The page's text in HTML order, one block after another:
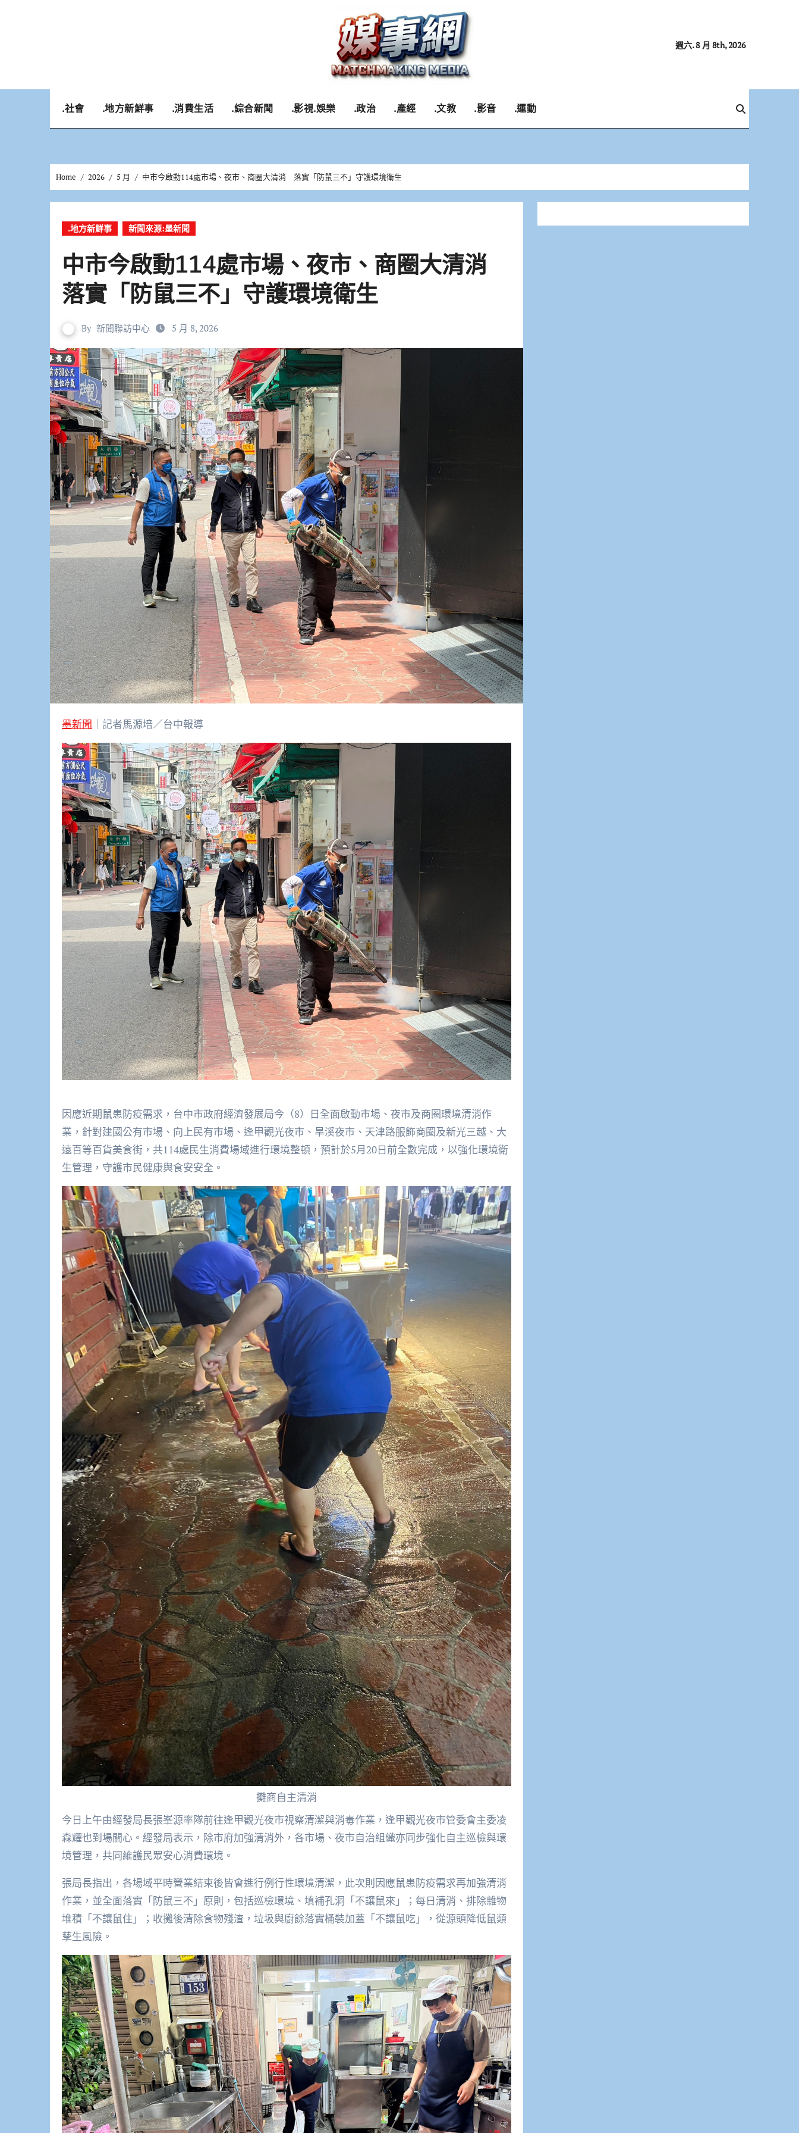
週六. 8 月 8th, 2026
.社會 .地方新鮮事 .消費生活 .綜合新聞 .影視.娛樂 .政治 .產經 .文教 .影音 .運動
Home 2026 5 月 中市今啟動114處市場、夜市、商圈大清消 落實「防鼠三不」守護環境衛生
.地方新鮮事 新聞來源:墨新聞
中市今啟動114處市場、夜市、商圈大清消
落實「防鼠三不」守護環境衛生
By 新聞聯訪中心 5 月 8, 2026
墨新聞 ｜記者馬源培／台中報導
因應近期鼠患防疫需求，台中市政府經濟發展局今（8）日全面啟動市場、夜市及商圈環境清消作
業，針對建國公有市場、向上民有市場、逢甲觀光夜市、旱溪夜市、天津路服飾商圈及新光三越、大
遠百等百貨美食街，共114處民生消費場域進行環境整頓，預計於5月20日前全數完成，以強化環境衛
生管理，守護市民健康與食安安全。
攤商自主清消
今日上午由經發局長張峯源率隊前往逢甲觀光夜市視察清潔與消毒作業，逢甲觀光夜市管委會主委凌
森耀也到場關心。經發局表示，除市府加強清消外，各市場、夜市自治組織亦同步強化自主巡檢與環
境管理，共同維護民眾安心消費環境。
張局長指出，各場域平時營業結束後皆會進行例行性環境清潔，此次則因應鼠患防疫需求再加強清消
作業，並全面落實「防鼠三不」原則，包括巡檢環境、填補孔洞「不讓鼠來」；每日清消、排除雜物
堆積「不讓鼠住」；收攤後清除食物殘渣，垃圾與廚餘落實桶裝加蓋「不讓鼠吃」，從源頭降低鼠類
孳生風險。